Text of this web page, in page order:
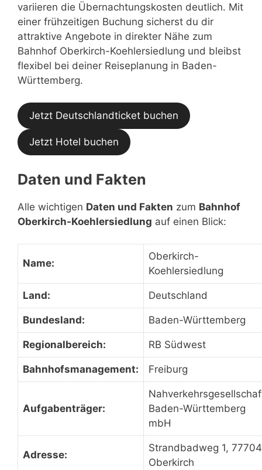
variieren die Übernachtungskosten deutlich. Mit
einer frühzeitigen Buchung sicherst du dir
attraktive Angebote in direkter Nähe zum
Bahnhof Oberkirch-Koehlersiedlung und bleibst
flexibel bei deiner Reiseplanung in Baden-
Württemberg.
Jetzt Deutschlandticket buchen
Jetzt Hotel buchen
Daten und Fakten
Alle wichtigen Daten und Fakten zum Bahnhof
Oberkirch-Koehlersiedlung auf einen Blick:
Name:
Oberkirch-
Koehlersiedlung
Land: Deutschland
Bundesland: Baden-Württemberg
Regionalbereich: RB Südwest
Bahnhofsmanagement: Freiburg
Aufgabenträger:
Baden-Württemberg
mbH
Adresse:
Strandbadweg 1, 77704
Oberkirch